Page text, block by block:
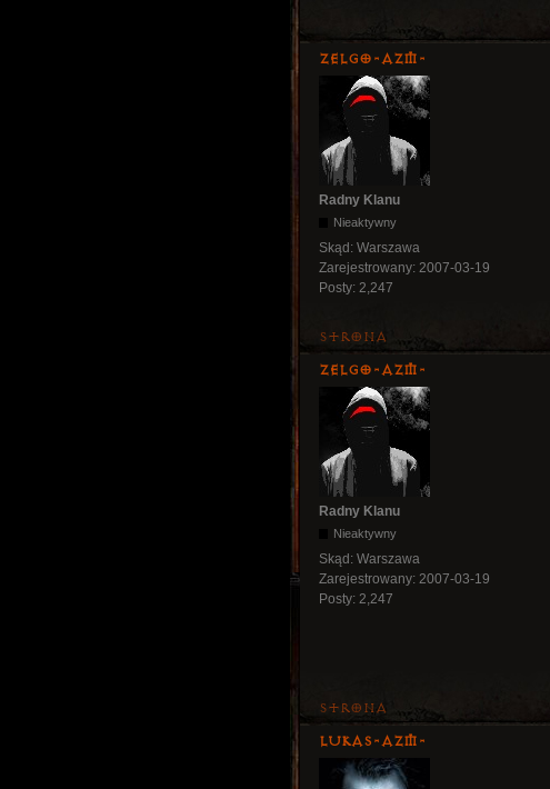
ZelgO-AZM-
Radny Klanu
Nieaktywny
Skąd: Warszawa
Zarejestrowany: 2007-03-19
Posty: 2,247
Strona
ZelgO-AZM-
Radny Klanu
Nieaktywny
Skąd: Warszawa
Zarejestrowany: 2007-03-19
Posty: 2,247
Strona
lukas-azm-